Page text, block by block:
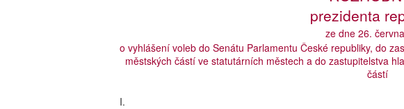
prezidenta
ze dne 26.
o vyhlášení voleb do Senátu Parlamentu České republiky, do
městských částí ve statutárních městech a do zastupitelstva
částí
I.